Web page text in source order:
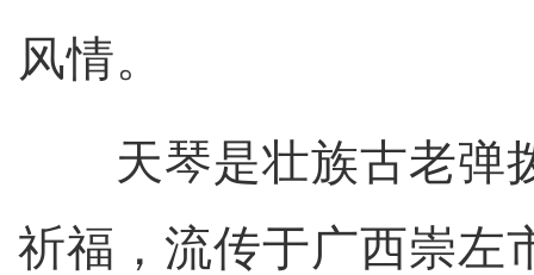
风情。
天琴是壮族古老弹
祈福，流传于广西崇左